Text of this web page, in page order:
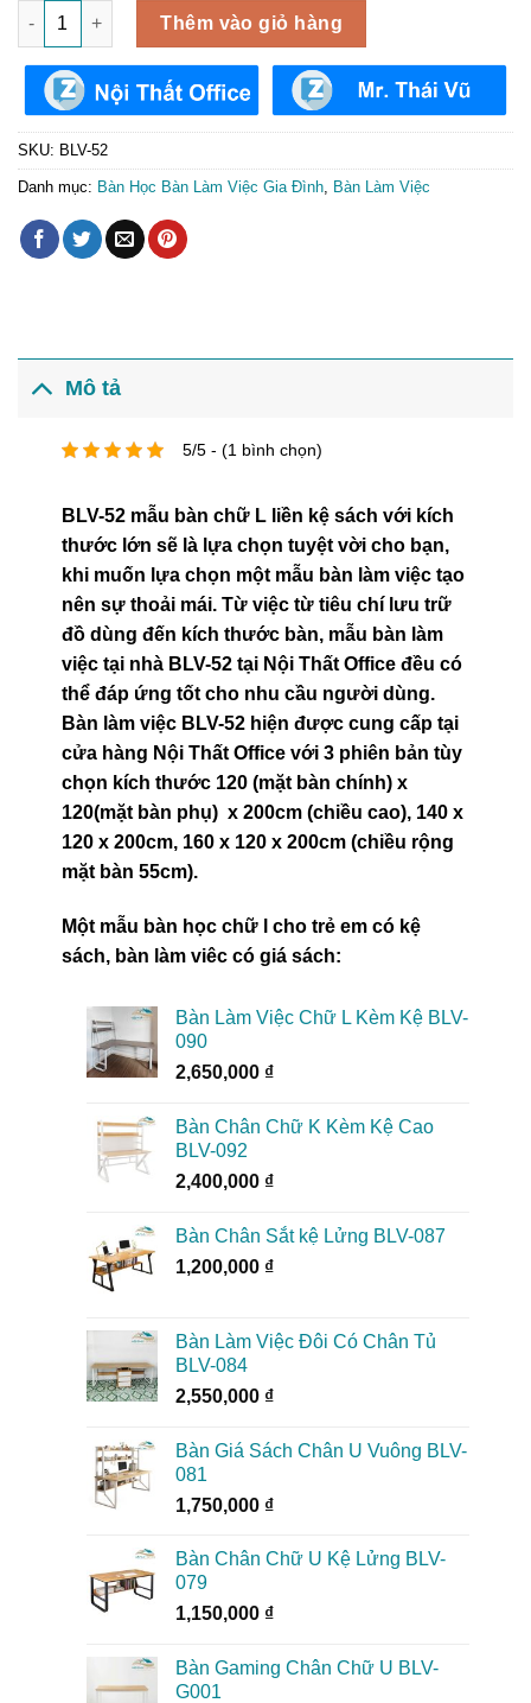
Bàn Làm Việc Chữ L Kèm kệ Sách BLV-52 số lượng
Thêm vào giỏ hàng
SKU: BLV-52
Danh mục: Bàn Học Bàn Làm Việc Gia Đình Bàn Làm Việc
Mô tả
5/5 - (1 bình chọn)
BLV-52 mẫu bàn chữ L liền kệ sách với kích
thước lớn sẽ là lựa chọn tuyệt vời cho bạn,
khi muốn lựa chọn một mẫu bàn làm việc tạo
nên sự thoải mái. Từ việc từ tiêu chí lưu trữ
đồ dùng đến kích thước bàn, mẫu bàn làm
việc tại nhà BLV-52 tại Nội Thất Office đều có
thể đáp ứng tốt cho nhu cầu người dùng.
Bàn làm việc BLV-52 hiện được cung cấp tại
cửa hàng Nội Thất Office với 3 phiên bản tùy
chọn kích thước 120 (mặt bàn chính) x
120(mặt bàn phụ) x 200cm (chiều cao), 140 x
120 x 200cm, 160 x 120 x 200cm (chiều rộng
mặt bàn 55cm).
Một mẫu bàn học chữ l cho trẻ em có kệ
sách, bàn làm viêc có giá sách:
Bàn Làm Việc Chữ L Kèm Kệ BLV-
090
2,650,000 ₫
Bàn Chân Chữ K Kèm Kệ Cao
BLV-092
2,400,000 ₫
Bàn Chân Sắt kệ Lửng BLV-087
1,200,000 ₫
Bàn Làm Việc Đôi Có Chân Tủ
BLV-084
2,550,000 ₫
Bàn Giá Sách Chân U Vuông BLV-
081
1,750,000 ₫
Bàn Chân Chữ U Kệ Lửng BLV-
079
1,150,000 ₫
Bàn Gaming Chân Chữ U BLV-
G001